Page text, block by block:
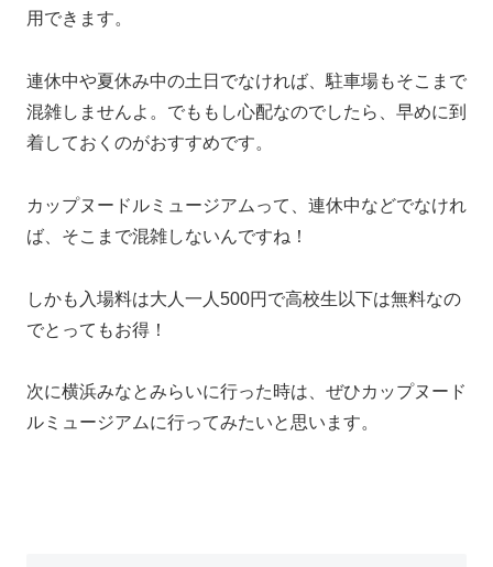
用できます。
連休中や夏休み中の土日でなければ、駐車場もそこまで
混雑しませんよ。でももし心配なのでしたら、早めに到
着しておくのがおすすめです。
カップヌードルミュージアムって、連休中などでなけれ
ば、そこまで混雑しないんですね！
しかも入場料は大人一人500円で高校生以下は無料なの
でとってもお得！
次に横浜みなとみらいに行った時は、ぜひカップヌード
ルミュージアムに行ってみたいと思います。